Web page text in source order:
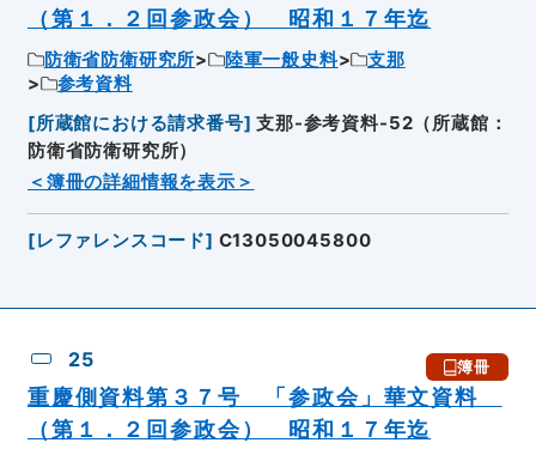
（第１．２回参政会） 昭和１７年迄
防衛省防衛研究所 陸軍一般史料
支那
参考資料
[所蔵館における請求番号] 支那-参考資料-52（所蔵館：
防衛省防衛研究所）
＜簿冊の詳細情報を表示＞
[レファレンスコード] C13050045800
25 簿冊
重慶側資料第３７号 「参政会」華文資料
（第１．２回参政会） 昭和１７年迄